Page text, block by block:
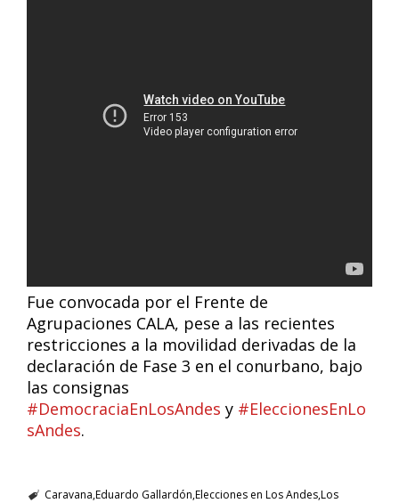
Fue convocada por el Frente de
Agrupaciones CALA, pese a las recientes
restricciones a la movilidad derivadas de la
declaración de Fase 3 en el conurbano, bajo
las consignas
#DemocraciaEnLosAndes y #EleccionesEnLo
sAndes.
Caravana Eduardo Gallardón Elecciones en Los AndesLos